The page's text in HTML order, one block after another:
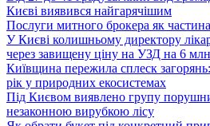
Києві виявився найгарячішим
Послуги митного брокера як
У Києві колишньому директору
через завищену ціну на УЗД на 6
Київщина пережила сплеск
рік у природних екосистемах
Під Києвом виявлено групу
незаконною вирубкою лісу